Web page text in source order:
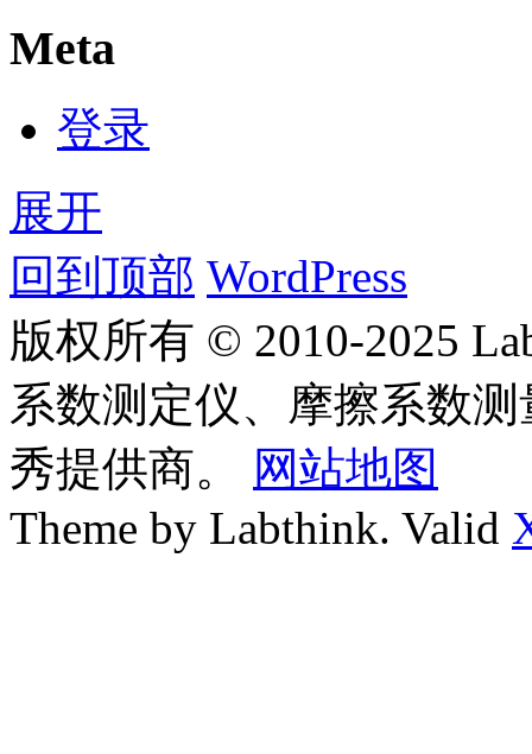
Meta
登录
展开
回到顶部 WordPress
版权所有 © 2010-2025
系数测定仪、摩擦系数
秀提供商。
网站地图
Theme by Labthink. Valid